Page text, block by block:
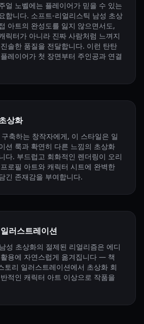
얼 노벨에는 플레이어가 믿을 수 있는
합니다. 소프트-리얼리스틱 남성 초상
아트의 완성도를 잃지 않으면서도,
릭터가 아니라 진짜 사람처럼 느껴지
솔한 품질을 전달합니다. 이런 탄탄
레이어가 첫 장면부터 주인공과 연결
상화
축하는 창작자에게, 이 스타일은 일
션 룩과 확연히 다른 느낌의 초상화
다. 부드럽고 회화적인 렌더링이 오리
로필 아트와 캐릭터 시트에 완벽한
긴 존재감을 부여합니다.
러스트레이션
성 초상화의 절제된 리얼리즘은 에디
용에 자연스럽게 옮겨집니다 — 책
토리 일러스트레이션에서 초상화 회
적인 캐릭터 아트 이상으로 작품을